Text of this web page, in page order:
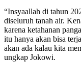
“Insyaallah di tahun
diseluruh tanah air.
karena ketahanan
itu hanya akan bisa
akan ada kalau kita
ungkap Jokowi.